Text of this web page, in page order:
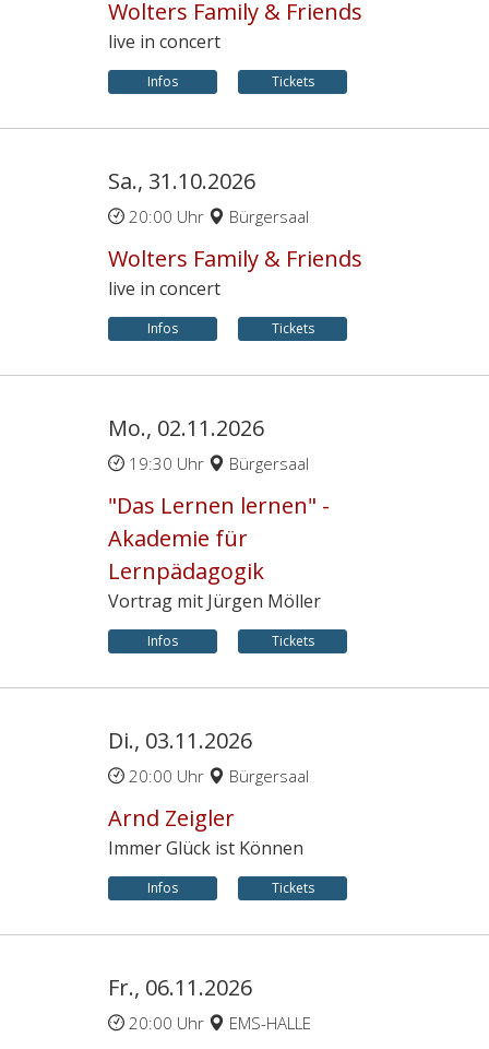
Wolters Family & Friends
live in concert
Infos Tickets
Sa., 31.10.2026
20:00 Uhr Bürgersaal
Wolters Family & Friends
live in concert
Infos Tickets
Mo., 02.11.2026
19:30 Uhr Bürgersaal
"Das Lernen lernen" -
Akademie für
Lernpädagogik
Vortrag mit Jürgen Möller
Infos Tickets
Di., 03.11.2026
20:00 Uhr Bürgersaal
Arnd Zeigler
Immer Glück ist Können
Infos Tickets
Fr., 06.11.2026
20:00 Uhr EMS-HALLE